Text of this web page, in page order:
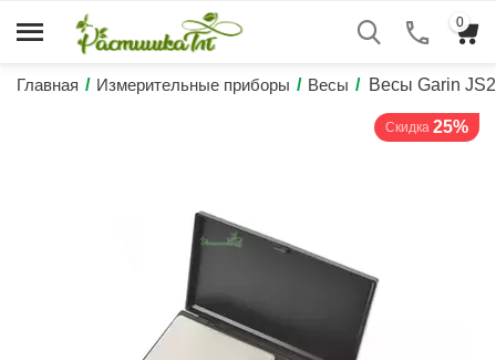
0
Главная / Измерительные приборы / Весы / Весы Garin
Скидка 25%